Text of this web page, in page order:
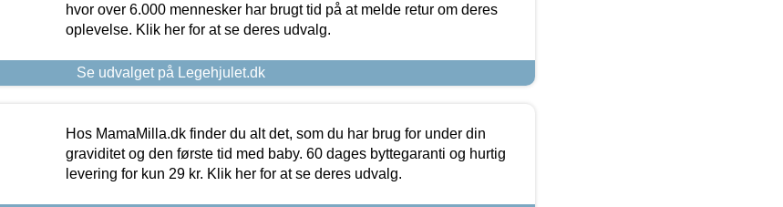
hvor over 6.000 mennesker har brugt tid på at melde retur om deres
oplevelse. Klik her for at se deres udvalg.
Se udvalget på Legehjulet.dk
Hos MamaMilla.dk finder du alt det, som du har brug for under din
graviditet og den første tid med baby. 60 dages byttegaranti og hurtig
levering for kun 29 kr. Klik her for at se deres udvalg.